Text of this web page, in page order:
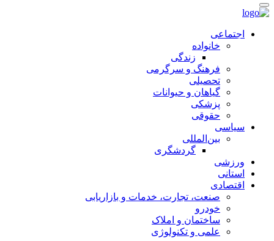
اجتماعی
خانواده
زندگی
فرهنگ و سرگرمی
تحصیلی
گیاهان و حیوانات
پزشکی
حقوقی
سیاسی
بین‌المللی
گردشگری
ورزشی
استانی
اقتصادی
صنعت، تجارت، خدمات و بازاریابی
خودرو
ساختمان و املاک
علمی و تکنولوژی